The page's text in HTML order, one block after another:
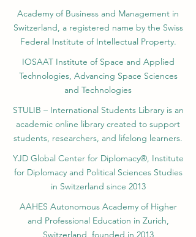
Academy of Business and Management in
Switzerland, a registered name by the Swiss
Federal Institute of Intellectual Property.
IOSAAT Institute of Space and Applied
Technologies, Advancing Space Sciences
and Technologies
STULIB – International Students Library is an
academic online library created to support
students, researchers, and lifelong learners.
YJD Global Center for Diplomacy®, Institute
for Diplomacy and Political Sciences Studies
in Switzerland since 2013
AAHES Autonomous Academy of Higher
and Professional Education in Zurich,
Switzerland, founded in 2013